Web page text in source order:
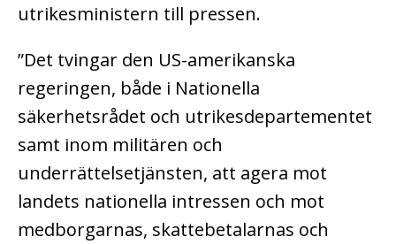
utrikesministern till pressen.
”Det tvingar den US-amerikanska
regeringen, både i Nationella
säkerhetsrådet och utrikesdepartementet
samt inom militären och
underrättelsetjänsten, att agera mot
landets nationella intressen och mot
medborgarnas, skattebetalarnas och